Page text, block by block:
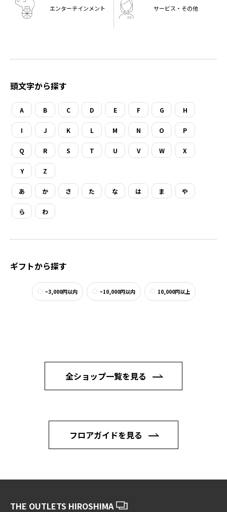
エンターテインメント サービス・その他
頭文字から探す
A B C D E F G H
I J K L M N O P
Q R S T U V W X
Y Z
あ か さ た な は ま や
ら わ
ギフトから探す
~3,000円以内 ~10,000円以内 10,000円以上
全ショップ一覧を見る
フロアガイドを見る
THE OUTLETS HIROSHIMA